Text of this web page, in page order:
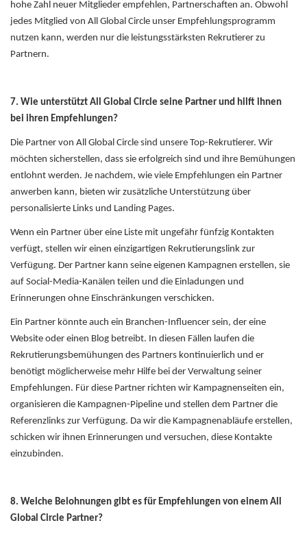
hohe Zahl neuer Mitglieder empfehlen, Partnerschaften an. Obwohl
jedes Mitglied von All Global Circle unser Empfehlungsprogramm
nutzen kann, werden nur die leistungsstärksten Rekrutierer zu
Partnern.
7. Wie unterstützt All Global Circle seine Partner und hilft ihnen
bei ihren Empfehlungen?
Die Partner von All Global Circle sind unsere Top-Rekrutierer. Wir
möchten sicherstellen, dass sie erfolgreich sind und ihre Bemühungen
entlohnt werden. Je nachdem, wie viele Empfehlungen ein Partner
anwerben kann, bieten wir zusätzliche Unterstützung über
personalisierte Links und Landing Pages.
Wenn ein Partner über eine Liste mit ungefähr fünfzig Kontakten
verfügt, stellen wir einen einzigartigen Rekrutierungslink zur
Verfügung. Der Partner kann seine eigenen Kampagnen erstellen, sie
auf Social-Media-Kanälen teilen und die Einladungen und
Erinnerungen ohne Einschränkungen verschicken.
Ein Partner könnte auch ein Branchen-Influencer sein, der eine
Website oder einen Blog betreibt. In diesen Fällen laufen die
Rekrutierungsbemühungen des Partners kontinuierlich und er
benötigt möglicherweise mehr Hilfe bei der Verwaltung seiner
Empfehlungen. Für diese Partner richten wir Kampagnenseiten ein,
organisieren die Kampagnen-Pipeline und stellen dem Partner die
Referenzlinks zur Verfügung. Da wir die Kampagnenabläufe erstellen,
schicken wir ihnen Erinnerungen und versuchen, diese Kontakte
einzubinden.
8. Welche Belohnungen gibt es für Empfehlungen von einem All
Global Circle Partner?